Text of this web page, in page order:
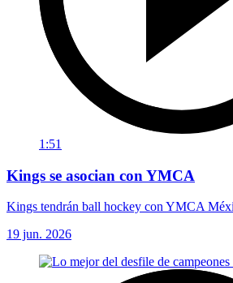
1:51
Kings se asocian con YMCA
Kings tendrán ball hockey con YMCA
19 jun. 2026